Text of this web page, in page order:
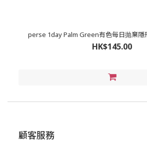
perse 1day Palm Green有色每日抛棄隱
HK$145.00
顧客服務